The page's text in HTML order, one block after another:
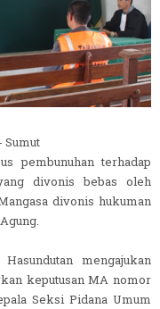
Sumut
pembunuhan terhadap
divonis bebas oleh
divonis hukuman
mengajukan
keputusan MA nomor
Seksi Pidana Umum